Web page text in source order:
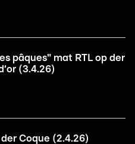
pâques" mat RTL op der
(3.4.26)
Coque (2.4.26)